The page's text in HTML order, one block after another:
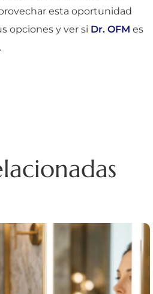
esta oportunidad
opciones y ver si Dr. OFM es